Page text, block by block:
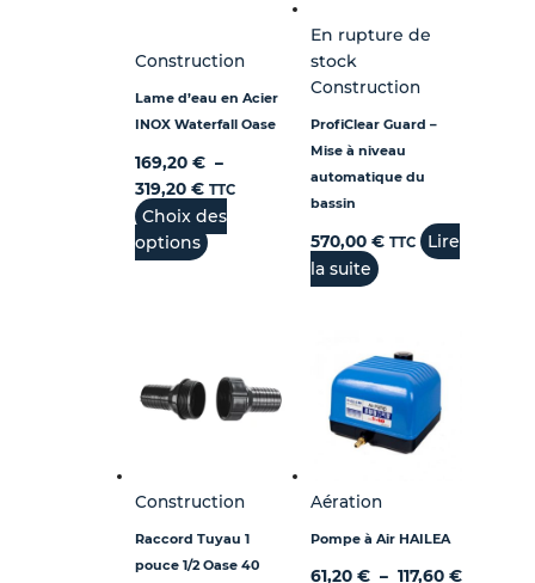
Construction
Lame d’eau en Acier
INOX Waterfall Oase
169,20 € –
319,20 € TTC
Choix des
options
En rupture de
stock
Construction
ProfiClear Guard –
Mise à niveau
automatique du
bassin
570,00 € TTC
Lire
la suite
Construction
Raccord Tuyau 1
pouce 1/2 Oase 40
Aération
Pompe à Air HAILEA
61,20 € – 117,60 €